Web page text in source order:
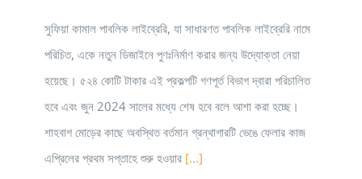
সুফিয়া কামাল পাবলিক লাইব্রেরি, যা সাধারণত পাবলিক লাইব্রেরি নামে
পরিচিত, একে নতুন ডিজাইনে পুণঃনির্মাণ করার জন্য উদ্যোক্তা নেয়া
হয়েছে। ৫২৪ কোটি টাকার এই প্রকল্পটি গণপূর্ত বিভাগ দ্বারা পরিচালিত
হবে এবং জুন 2024 সালের মধ্যে শেষ হবে বলে আশা করা হচ্ছে।
শাহবাগ মোড়ের কাছে অবস্থিত বর্তমান গ্রন্থাগারটি ভেঙে ফেলার কাজ
এপ্রিলের প্রথম সপ্তাহে শুরু হওয়ার [...]